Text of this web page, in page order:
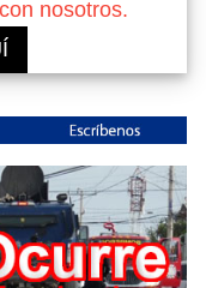
nosotros.